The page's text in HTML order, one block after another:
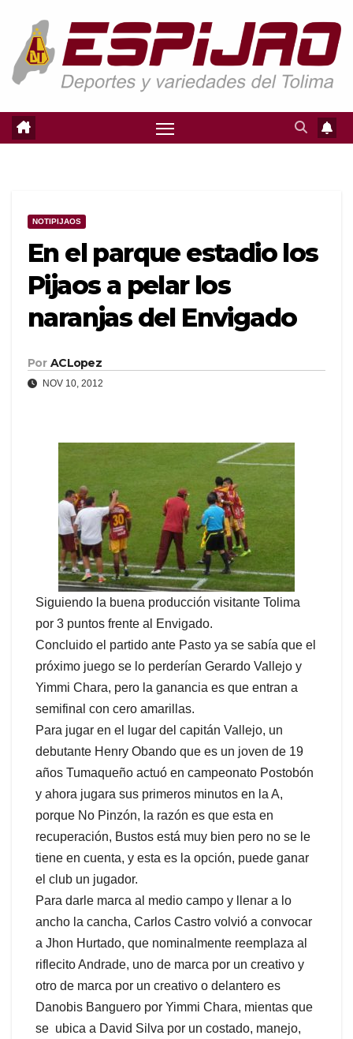
contenido
NOTIPIJAOS
En el parque estadio los
Pijaos a pelar los
naranjas del Envigado
Por ACLopez
NOV 10, 2012
Siguiendo la buena producción visitante Tolima
por 3 puntos frente al Envigado.
Concluido el partido ante Pasto ya se sabía que el
próximo juego se lo perderían Gerardo Vallejo y
Yimmi Chara, pero la ganancia es que entran a
semifinal con cero amarillas.
Para jugar en el lugar del capitán Vallejo, un
debutante Henry Obando que es un joven de 19
años Tumaqueño actuó en campeonato Postobón
y ahora jugara sus primeros minutos en la A,
porque No Pinzón, la razón es que esta en
recuperación, Bustos está muy bien pero no se le
tiene en cuenta, y esta es la opción, puede ganar
el club un jugador.
Para darle marca al medio campo y llenar a lo
ancho la cancha, Carlos Castro volvió a convocar
a Jhon Hurtado, que nominalmente reemplaza al
riflecito Andrade, uno de marca por un creativo y
otro de marca por un creativo o delantero es
Danobis Banguero por Yimmi Chara, mientas que
se ubica a David Silva por un costado, manejo,